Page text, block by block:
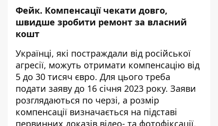
Фейк. Компенсації чекати довго,
швидше зробити ремонт за власний
кошт
Українці, які постраждали від російської
агресії, можуть отримати компенсацію від
5 до 30 тисяч євро. Для цього треба
подати заяву до 16 січня 2023 року. Заяви
розглядаються по черзі, а розмір
компенсації визначається на підставі
первинних доказів відео- та фотофіксації.